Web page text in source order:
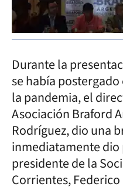
Durante la
se había postergado
la pandemia, el
Asociación Braford
Rodríguez, dio una
inmediatamente dio
presidente de la
Corrientes, Federico